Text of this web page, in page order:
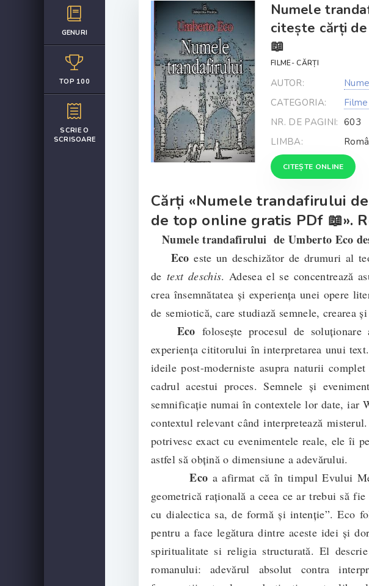
GENURI
TOP 100
SCRIE O
SCRISOARE
Numele
citește cărți
📖
FILME- CĂRȚI
AUTOR:
CATEGORIA:
NR. DE PAGINI: 603
LIMBA:
CITEȘTE ONLINE
Cărți «Numele trandafirului
de top online gratis PDf 📖».
Numele trandafirului de Umberto Eco
Eco este un deschizător de drumuri al
detext deschis. Adesea el se concentrează
crea însemnătatea și experiența unei opere
de semiotică, care studiază semnele, crearea
Eco folosește procesul de
experiența cititorului în interpretarea unui
ideile post-moderniste asupra naturii
cadrul acestui proces. Semnele și
semnificație numai în contextele lor date, iar
contextul relevant când interpretează
potrivesc exact cu evenimentele reale, ele îi
astfel să obțină o dimensiune a adevărului.
Eco a afirmat că în timpul Evului
geometrică rațională a ceea ce ar trebui să
cu dialectica sa, de formă și intenție”. Eco
pentru a face legătura dintre aceste idei și
spiritualitate si religia structurată. El
romanului: adevărul absolut contra